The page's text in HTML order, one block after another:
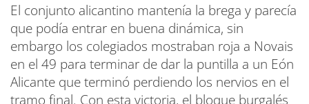
El conjunto alicantino mantenía la brega y parecía
que podía entrar en buena dinámica, sin
embargo los colegiados mostraban roja a Novais
en el 49 para terminar de dar la puntilla a un Eón
Alicante que terminó perdiendo los nervios en el
tramo final. Con esta victoria, el bloque burgalés